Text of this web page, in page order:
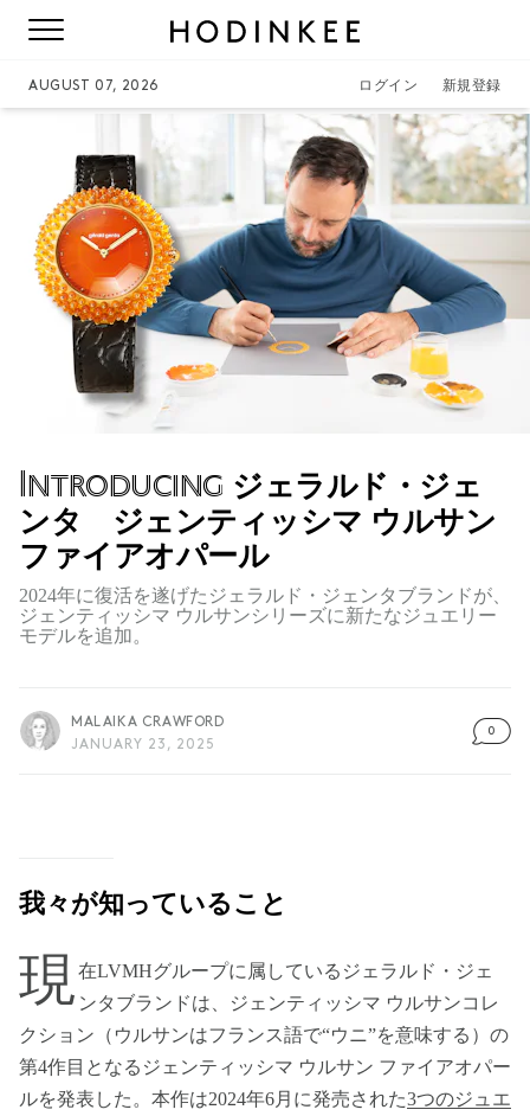
AUGUST 07, 2026 ログイン 新規登録
Introducing ジェラルド・ジェ
ンタ ジェンティッシマ ウルサン
ファイアオパール
2024年に復活を遂げたジェラルド・ジェンタブランドが、
ジェンティッシマ ウルサンシリーズに新たなジュエリー
モデルを追加。
MALAIKA CRAWFORD
JANUARY 23, 2025
0
我々が知っていること
現在LVMHグループに属しているジェラルド・ジェ
ンタブランドは、ジェンティッシマ ウルサンコレ
クション（ウルサンはフランス語で“ウニ”を意味する）の
第4作目となるジェンティッシマ ウルサン ファイアオパー
ルを発表した。本作は2024年6月に発売された3つのジュエ